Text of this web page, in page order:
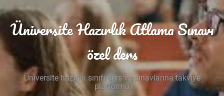
Üniversite Hazırlık Atlama Sınavı
özel ders
Üniversite hazırlık sınıfı ders ve sınavlarına takviye
platformu